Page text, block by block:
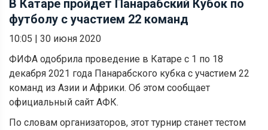
В Катаре пройдет Панарабский Кубок по
футболу с участием 22 команд
10:05 | 30 июня 2020
ФИФА одобрила проведение в Катаре с 1 по 18
декабря 2021 года Панарабского кубка с участием 22
команд из Азии и Африки. Об этом сообщает
официальный сайт АФК.
По словам организаторов, этот турнир станет тестом